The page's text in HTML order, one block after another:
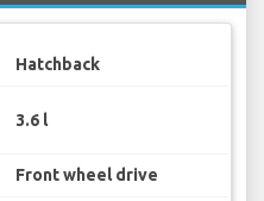
Hatchback
3.6 l
Front wheel drive